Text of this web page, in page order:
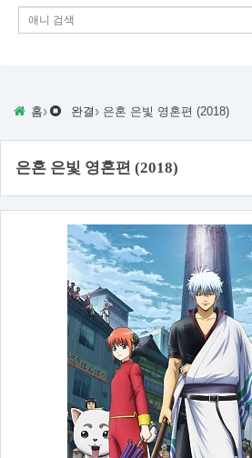
홈› 완결 › 은혼 은빛 영혼편 (2018)
은혼 은빛 영혼편 (2018)